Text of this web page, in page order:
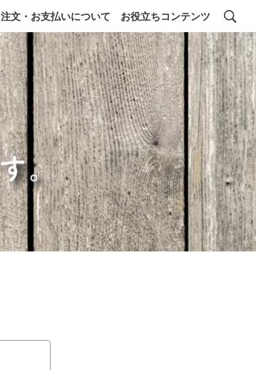
注文・お支払いについて お役立ちコンテンツ